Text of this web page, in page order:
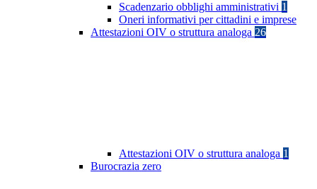
Scadenzario obblighi amministrativi 1
Oneri informativi per cittadini e imprese
Attestazioni OIV o struttura analoga 26
Attestazioni OIV o struttura analoga 1
Burocrazia zero